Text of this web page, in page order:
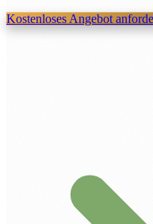
Kostenloses Angebot